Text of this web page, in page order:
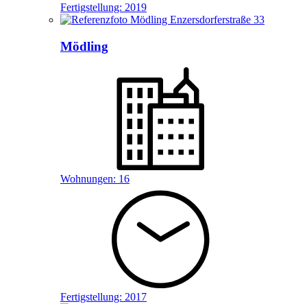
Fertigstellung: 2019
Mödling
Wohnungen: 16
Fertigstellung: 2017